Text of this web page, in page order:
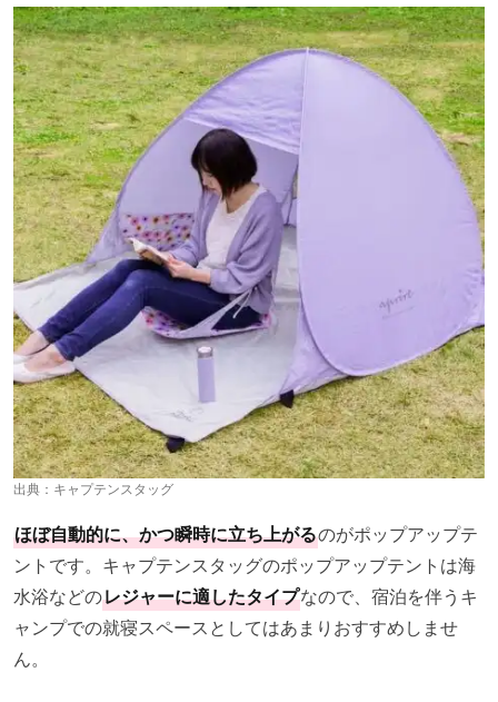
出典： キャプテンスタッグ
ほぼ自動的に、かつ瞬時に立ち上がるのがポップアップテ
ントです。キャプテンスタッグのポップアップテントは海
水浴などのレジャーに適したタイプなので、宿泊を伴うキ
ャンプでの就寝スペースとしてはあまりおすすめしませ
ん。